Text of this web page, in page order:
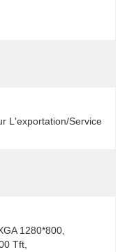
L'exportation/service
1280*800
Tft